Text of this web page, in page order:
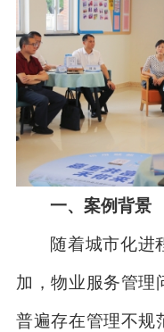
一、案例背景
随着城市化进
加，物业服务管理
普遍存在管理不规